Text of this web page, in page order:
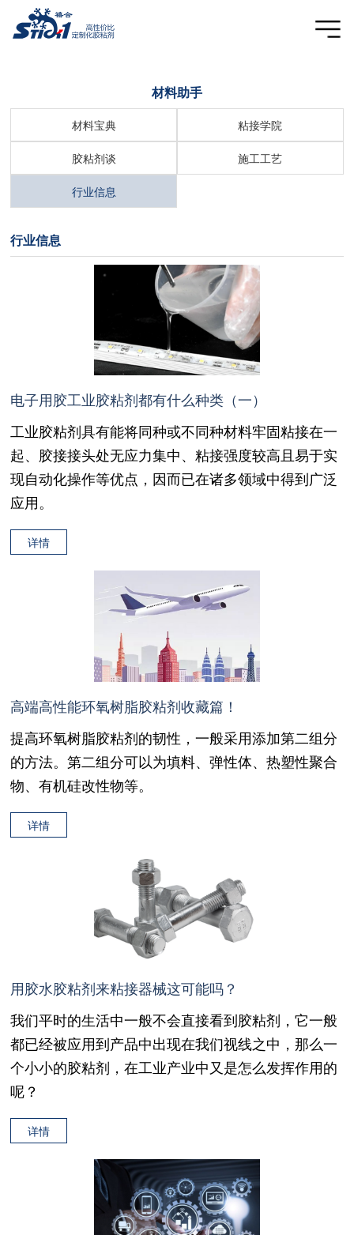
首页>行业信息
材料助手
材料宝典 粘接学院
胶粘剂谈 施工工艺
行业信息
行业信息
电子用胶工业胶粘剂都有什么种类（一）
工业胶粘剂具有能将同种或不同种材料牢固粘接在一
起、胶接接头处无应力集中、粘接强度较高且易于实
现自动化操作等优点，因而已在诸多领域中得到广泛
应用。
详情
高端高性能环氧树脂胶粘剂收藏篇！
提高环氧树脂胶粘剂的韧性，一般采用添加第二组分
的方法。第二组分可以为填料、弹性体、热塑性聚合
物、有机硅改性物等。
详情
用胶水胶粘剂来粘接器械这可能吗？
我们平时的生活中一般不会直接看到胶粘剂，它一般
都已经被应用到产品中出现在我们视线之中，那么一
个小小的胶粘剂，在工业产业中又是怎么发挥作用的
呢？
详情